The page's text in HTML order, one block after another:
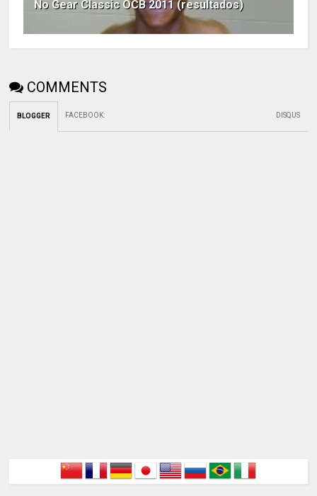
No Gear Classic OCB 2011 (resultados)
COMMENTS
BLOGGER FACEBOOK: DISQUS